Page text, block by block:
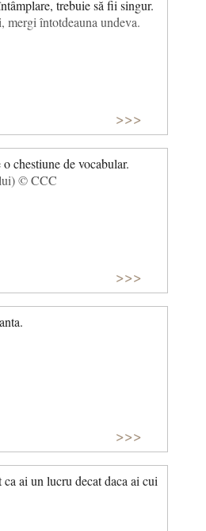
trebuie să fii singur.
mergi întotdeauna undeva.
>>>
chestiune de vocabular.
© CCC
>>>
>>>
ai un lucru decat daca ai cui